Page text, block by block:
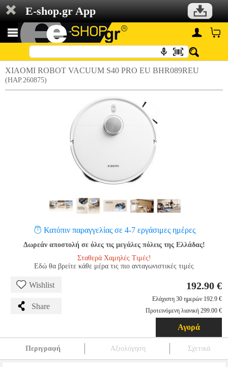
E-shop.gr App
XIAOMI ROBOT VACUUM S40 PRO EU BHR089REU
(HAP.260875)
Κατόπιν παραγγελίας σε 4-7 εργάσιμες ημέρες
Δωρεάν αποστολή σε όλες τις μεγάλες πόλεις της Ελλάδας!
Σταθερά Χαμηλές Τιμές!
Εδώ θα βρείτε κάθε μέρα τις πιο ανταγωνιστικές τιμές
Wishlist
Share
192.90 €
Ελάχιστη 30 ημερών 192.9 €
Προτεινόμενη λιανική 299.00 €
Αγορά
Περιγραφή Αξιολόγηση Σχετικά